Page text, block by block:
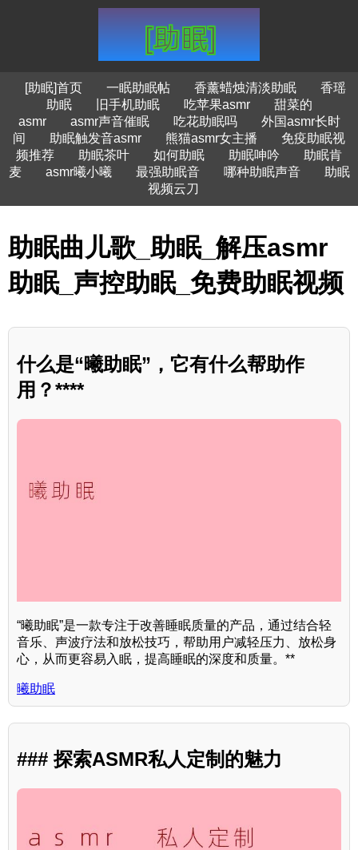
[助眠]首页 一眠助眠帖 香薰蜡烛清淡助眠
香瑶
助眠
旧手机助眠 吃苹果asmr
甜菜的
asmr
asmr声音催眠 吃花助眠吗
外国asmr长时
间
助眠触发音asmr 熊猫asmr女主播
免疫助眠视
频推荐
助眠茶叶 如何助眠 助眠呻吟
助眠肯
麦
asmr曦小曦 最强助眠音 哪种助眠声音
助眠
视频云刀
助眠曲儿歌_助眠_解压asmr
助眠_声控助眠_免费助眠视频
什么是“曦助眠”，它有什么帮助作
用？****
“曦助眠”是一款专注于改善睡眠质量的产品，通过结合轻
音乐、声波疗法和放松技巧，帮助用户减轻压力、放松身
心，从而更容易入眠，提高睡眠的深度和质量。**
曦助眠
### 探索ASMR私人定制的魅力